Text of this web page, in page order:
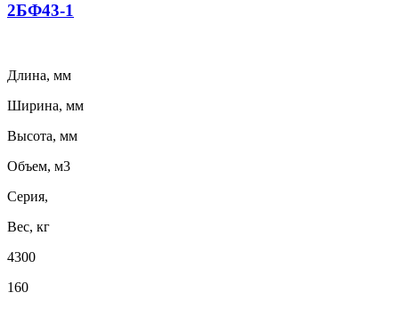
2БФ43-1
Длина, мм
Ширина, мм
Высота, мм
Объем, м3
Серия,
Вес, кг
4300
160